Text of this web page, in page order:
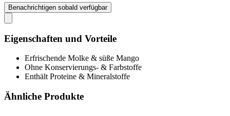
Benachrichtigen sobald verfügbar
Eigenschaften und Vorteile
Erfrischende Molke & süße Mango
Ohne Konservierungs- & Farbstoffe
Enthält Proteine & Mineralstoffe
Ähnliche Produkte